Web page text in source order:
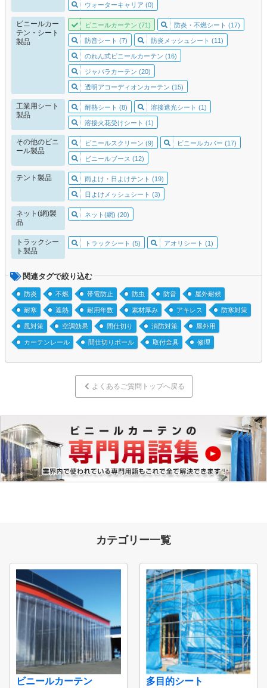
ウォーターキャリア (0)
ビニールカー
テン・シート
製品
ビニールカーテン (71) 防炎・不燃シート (17)
防音シート (7) 防炎メッシュシート (11)
のれん式ビニールカーテン (16)
ジャバラカーテン (20)
透明アコーディオンカーテン (15)
工業用シート
製品
耐熱シート (8) 溶接遮光シート (1)
溶接火花受けシート (1)
その他のビニ
ール製品
ビニールスクリーン (9) ビニールカバー (17)
ビニールブース (12)
テント製品 雨よけ・日よけテント (19)
日よけメッシュシート (3)
ネット(網)製
品
ネット(網) (20)
トラックシー
ト製品
トラックシート (5) アオリシート (1)
関連タグで絞り込む
防炎 不燃 帯電防止 防虫 防音 屋外耐候
耐寒 遮熱 耐用年数 素材厚み アキレス 防寒対策
風対策 空調効果 間仕切り 消防対策 屋外用
カーテンレール 間仕切りポール 取付金具 修理
よくあるご質問トップへ戻る
カテゴリー一覧
ビニールカーテン 多目的シート